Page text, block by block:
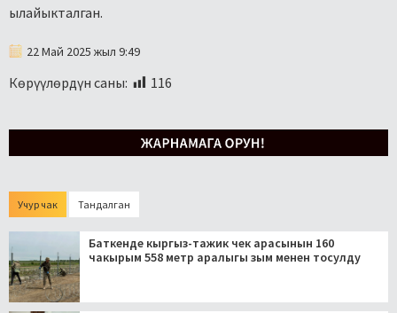
ылайыкталган.
22 Май 2025 жыл 9:49
Көрүүлөрдүн саны: 116
Учур чак Тандалган
Баткенде кыргыз-тажик чек арасынын 160
чакырым 558 метр аралыгы зым менен тосулду